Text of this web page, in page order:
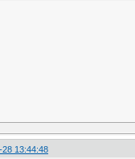
28 13:44:48